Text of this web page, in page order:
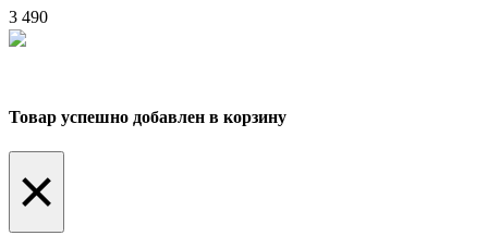
3 490
Товар успешно добавлен в корзину
×